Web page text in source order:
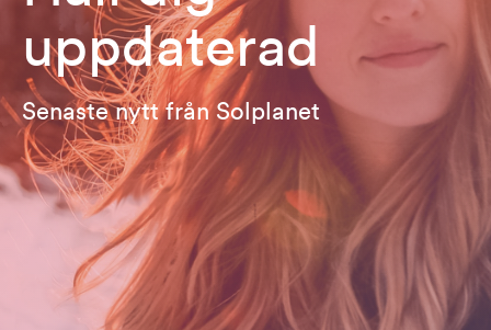
uppdaterad
Senaste nytt från Solplanet